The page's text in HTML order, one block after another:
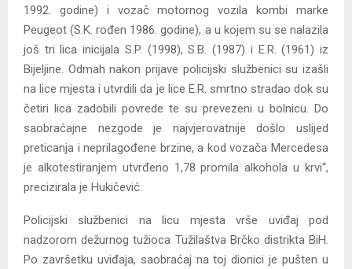
1992. godine) i vozač motornog vozila kombi marke
Peugeot (S.K. rođen 1986. godine), a u kojem su se nalazila
još tri lica inicijala S.P. (1998), S.B. (1987) i E.R. (1961) iz
Bijeljine. Odmah nakon prijave policijski službenici su izašli
na lice mjesta i utvrdili da je lice E.R. smrtno stradao dok su
četiri lica zadobili povrede te su prevezeni u bolnicu. Do
saobraćajne nezgode je najvjerovatnije došlo uslijed
preticanja i neprilagođene brzine, a kod vozača Mercedesa
je alkotestiranjem utvrđeno 1,78 promila alkohola u krvi“,
precizirala je Hukičević.
Policijski službenici na licu mjesta vrše uviđaj pod
nadzorom dežurnog tužioca Tužilaštva Brčko distrikta BiH.
Po završetku uviđaja, saobraćaj na toj dionici je pušten u